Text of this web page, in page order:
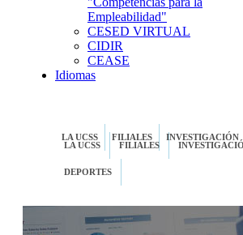
Empleabilidad"
CESED VIRTUAL
CIDIR
CEASE
Idiomas
LA UCSS FILIALES INVESTIGACIÓN
LA UCSS
FILIALES
DEPORTES